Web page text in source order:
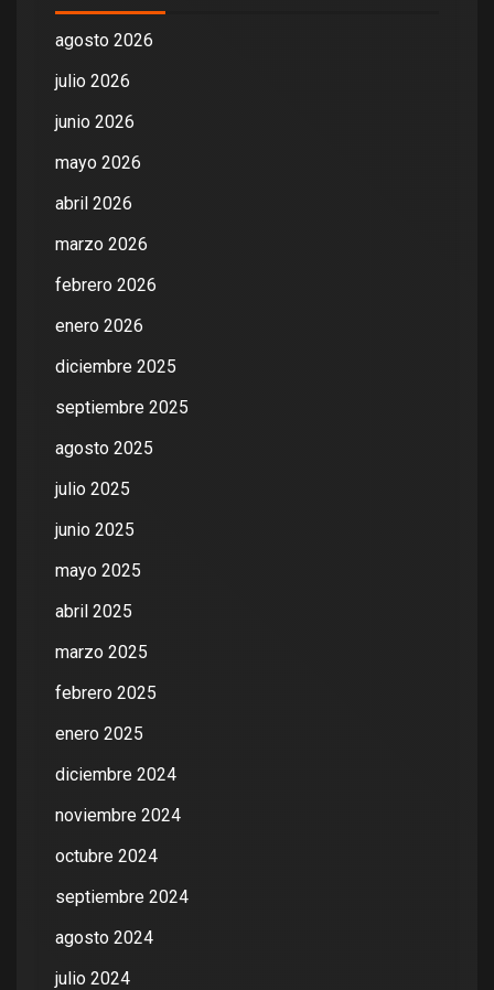
agosto 2026
julio 2026
junio 2026
mayo 2026
abril 2026
marzo 2026
febrero 2026
enero 2026
diciembre 2025
septiembre 2025
agosto 2025
julio 2025
junio 2025
mayo 2025
abril 2025
marzo 2025
febrero 2025
enero 2025
diciembre 2024
noviembre 2024
octubre 2024
septiembre 2024
agosto 2024
julio 2024